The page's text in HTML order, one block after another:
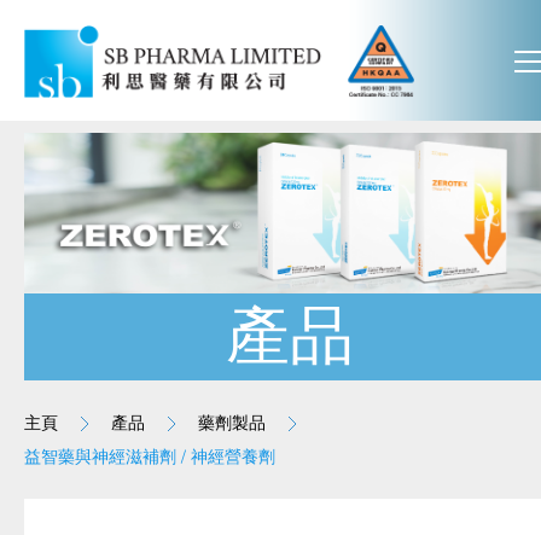
產品
主頁 產品
藥劑製品
益智藥與神經滋補劑 / 神經營養劑